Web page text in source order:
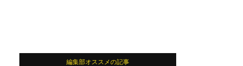
編集部オススメの記事